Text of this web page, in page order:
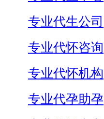
专业代生公司
专业代怀咨询
专业代怀机构
专业代孕助孕